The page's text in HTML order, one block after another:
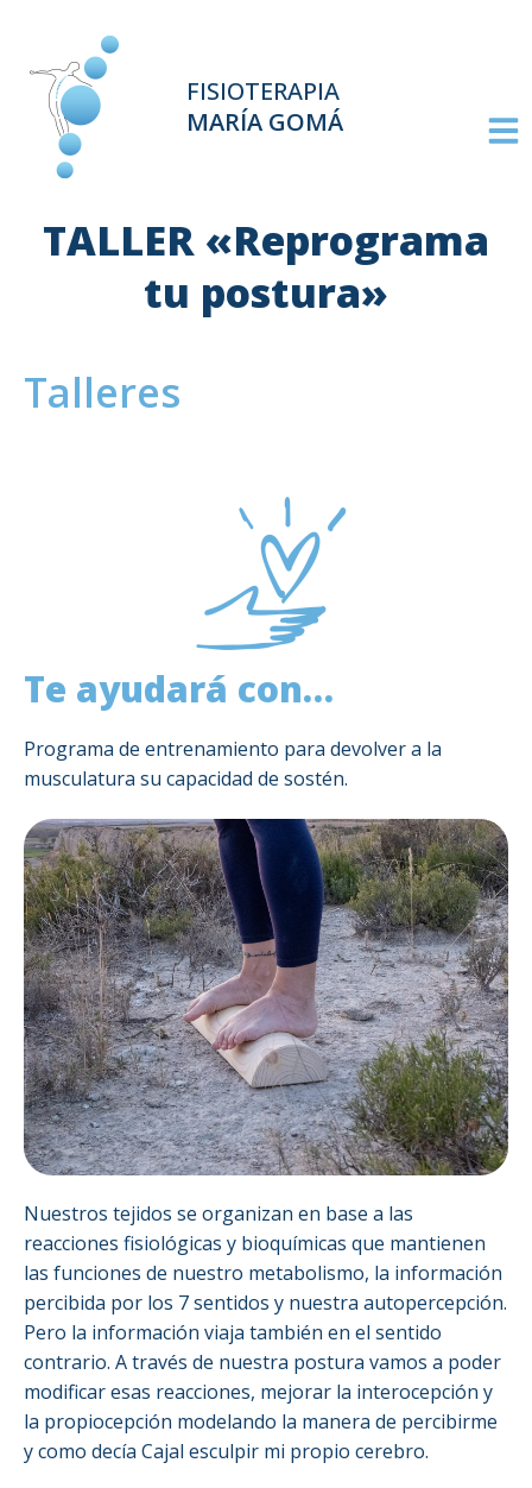
FISIOTERAPIA
MARÍA GOMÁ
TALLER «Reprograma
tu postura»
Talleres
Te ayudará con…
Programa de entrenamiento para devolver a la
musculatura su capacidad de sostén.
Nuestros tejidos se organizan en base a las
reacciones fisiológicas y bioquímicas que mantienen
las funciones de nuestro metabolismo, la información
percibida por los 7 sentidos y nuestra autopercepción.
Pero la información viaja también en el sentido
contrario. A través de nuestra postura vamos a poder
modificar esas reacciones, mejorar la interocepción y
la propiocepción modelando la manera de percibirme
y como decía Cajal esculpir mi propio cerebro.